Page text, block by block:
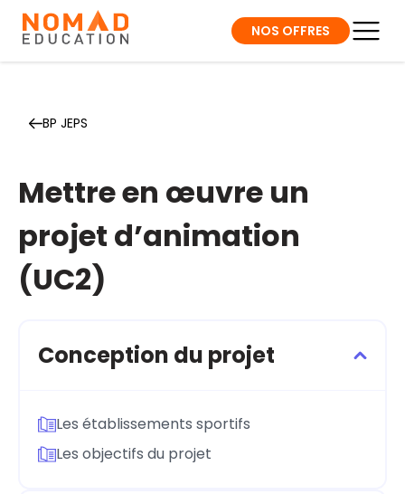
NOS OFFRES
BP JEPS
Mettre en œuvre un
projet d’animation
(UC2)
Conception du projet
Les établissements sportifs
Les objectifs du projet